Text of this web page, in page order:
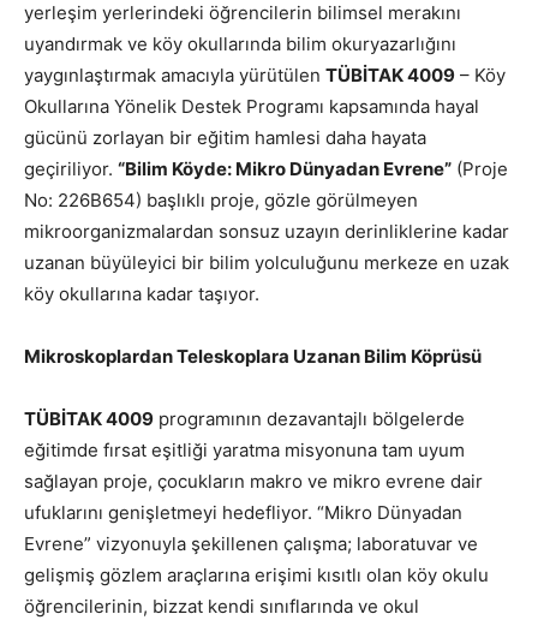
yerleşim yerlerindeki öğrencilerin bilimsel merakını
uyandırmak ve köy okullarında bilim okuryazarlığını
yaygınlaştırmak amacıyla yürütülen TÜBİTAK 4009 – Köy
Okullarına Yönelik Destek Programı kapsamında hayal
gücünü zorlayan bir eğitim hamlesi daha hayata
geçiriliyor. “Bilim Köyde: Mikro Dünyadan Evrene” (Proje
No: 226B654) başlıklı proje, gözle görülmeyen
mikroorganizmalardan sonsuz uzayın derinliklerine kadar
uzanan büyüleyici bir bilim yolculuğunu merkeze en uzak
köy okullarına kadar taşıyor.
Mikroskoplardan Teleskoplara Uzanan Bilim Köprüsü
TÜBİTAK 4009 programının dezavantajlı bölgelerde
eğitimde fırsat eşitliği yaratma misyonuna tam uyum
sağlayan proje, çocukların makro ve mikro evrene dair
ufuklarını genişletmeyi hedefliyor. “Mikro Dünyadan
Evrene” vizyonuyla şekillenen çalışma; laboratuvar ve
gelişmiş gözlem araçlarına erişimi kısıtlı olan köy okulu
öğrencilerinin, bizzat kendi sınıflarında ve okul